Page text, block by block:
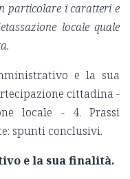
particolare i caratteri e
locale quale
e la sua
cittadina -
locale - 4. Prassi
spunti conclusivi.
e la sua finalità.